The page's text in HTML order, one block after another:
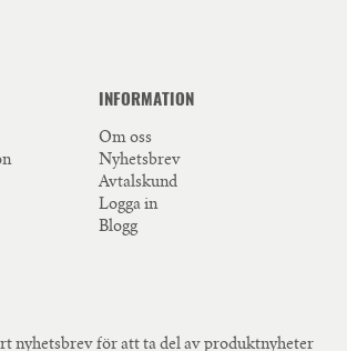
INFORMATION
Om oss
Nyhetsbrev
Avtalskund
Logga in
Blogg
nyhetsbrev för att ta del av produktnyheter